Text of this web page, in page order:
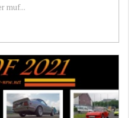
muf...